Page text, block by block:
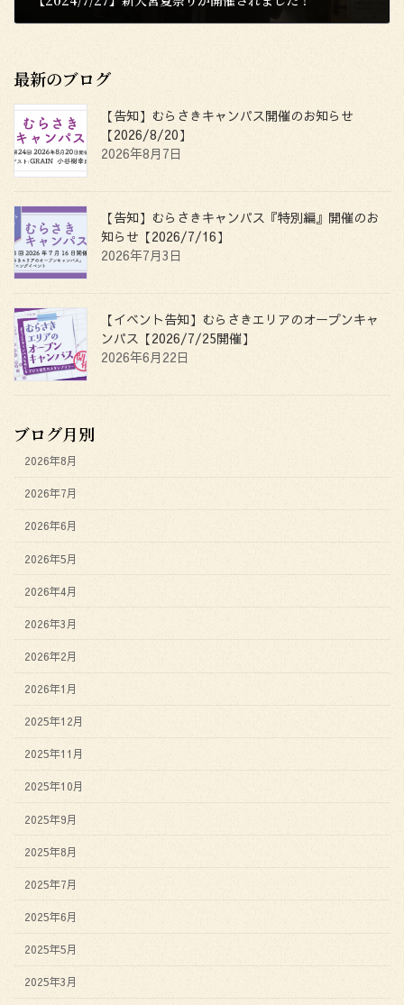
最新のブログ
【告知】むらさきキャンパス開催のお知らせ
【2026/8/20】
2026年8月7日
【告知】むらさきキャンパス『特別編』開催のお
知らせ【2026/7/16】
2026年7月3日
【イベント告知】むらさきエリアのオープンキャ
ンパス【2026/7/25開催】
2026年6月22日
ブログ月別
2026年8月
2026年7月
2026年6月
2026年5月
2026年4月
2026年3月
2026年2月
2026年1月
2025年12月
2025年11月
2025年10月
2025年9月
2025年8月
2025年7月
2025年6月
2025年5月
2025年3月